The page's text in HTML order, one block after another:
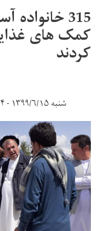
315
کمک های
کردند
شنبه ۱۳۹۹/۶/۱۵ - ۹:۴